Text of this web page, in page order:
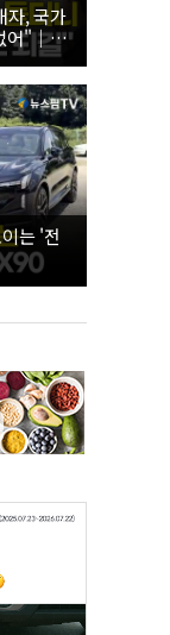
자, 국가
어"｜
는 '전